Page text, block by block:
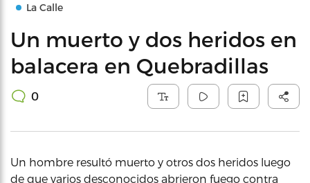
La Calle
Un muerto y dos heridos en
balacera en Quebradillas
0
Un hombre resultó muerto y otros dos heridos luego
de que varios desconocidos abrieron fuego contra